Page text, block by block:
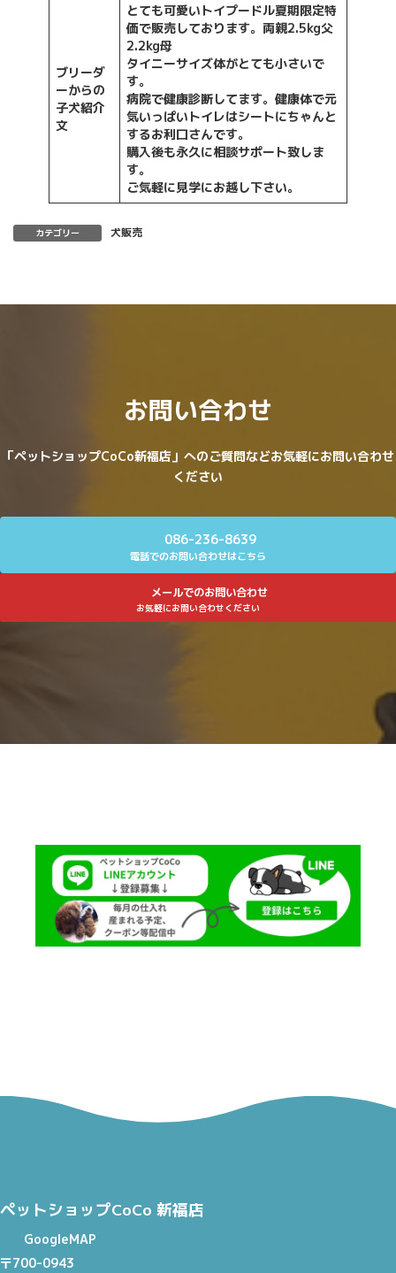
ブリーダ
ーからの
子犬紹介
文
とても可愛いトイプードル夏期限定特
価で販売しております。両親2.5kg父
2.2kg母
タイニーサイズ体がとても小さいで
す。
病院で健康診断してます。健康体で元
気いっぱいトイレはシートにちゃんと
するお利口さんです。
購入後も永久に相談サポート致しま
す。
ご気軽に見学にお越し下さい。
カテゴリー 犬販売
お問い合わせ
「ペットショップCoCo新福店」へのご質問などお気軽にお問い合わせ
ください
086-236-8639
電話でのお問い合わせはこちら
メールでのお問い合わせ
お気軽にお問い合わせください
ペットショップCoCo 新福店
GoogleMAP
〒700-0943